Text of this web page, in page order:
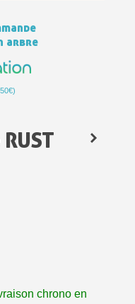
des bons d'achat
commande
France Métropolitaine
commande
parrainage
de réduction
arbre
chrono en